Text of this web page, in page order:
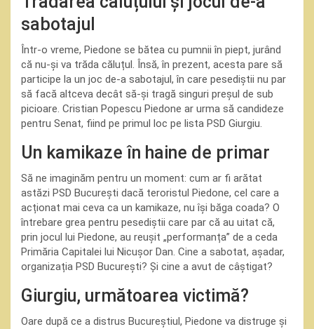
sabotajul
Într-o vreme, Piedone se bătea cu pumnii în piept, jurând
că nu-și va trăda căluțul. Însă, în prezent, acesta pare să
participe la un joc de-a sabotajul, în care pesediștii nu par
să facă altceva decât să-și tragă singuri preșul de sub
picioare. Cristian Popescu Piedone ar urma să candideze
pentru Senat, fiind pe primul loc pe lista PSD Giurgiu.
Un kamikaze în haine de primar
Să ne imaginăm pentru un moment: cum ar fi arătat
astăzi PSD București dacă teroristul Piedone, cel care a
acționat mai ceva ca un kamikaze, nu își băga coada? O
întrebare grea pentru pesediștii care par că au uitat că,
prin jocul lui Piedone, au reușit „performanța” de a ceda
Primăria Capitalei lui Nicușor Dan. Cine a sabotat, așadar,
organizația PSD București? Și cine a avut de câștigat?
Giurgiu, următoarea victimă?
Oare după ce a distrus Bucureștiul, Piedone va distruge și